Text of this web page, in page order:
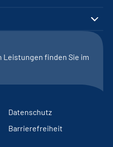
Leistungen finden Sie im
Datenschutz
Barrierefreiheit